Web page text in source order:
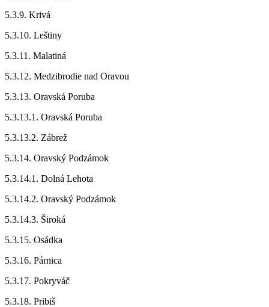
5.3.9. Krivá
5.3.10. Leštiny
5.3.11. Malatiná
5.3.12. Medzibrodie nad Oravou
5.3.13. Oravská Poruba
5.3.13.1. Oravská Poruba
5.3.13.2. Zábrež
5.3.14. Oravský Podzámok
5.3.14.1. Dolná Lehota
5.3.14.2. Oravský Podzámok
5.3.14.3. Široká
5.3.15. Osádka
5.3.16. Párnica
5.3.17. Pokryváč
5.3.18. Pribiš